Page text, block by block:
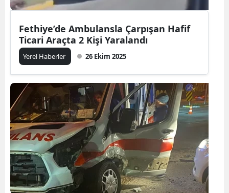
Fethiye’de Ambulansla Çarpışan Hafif
Ticari Araçta 2 Kişi Yaralandı
Yerel Haberler 26 Ekim 2025